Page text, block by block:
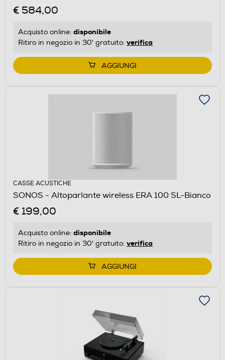
€ 584,00
Acquisto online: disponibile
Ritiro in negozio in 30' gratuito: verifica
AGGIUNGI
CASSE ACUSTICHE
SONOS - Altoparlante wireless ERA 100 SL-Bianco
€ 199,00
Acquisto online: disponibile
Ritiro in negozio in 30' gratuito: verifica
AGGIUNGI